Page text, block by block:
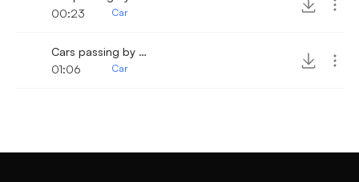
00:23
Car
Cars passing by on highway
01:06
Car